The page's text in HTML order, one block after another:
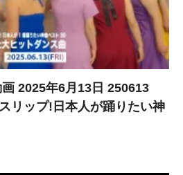
2025年6月13日 250613
リップ!日本人が踊りたい神